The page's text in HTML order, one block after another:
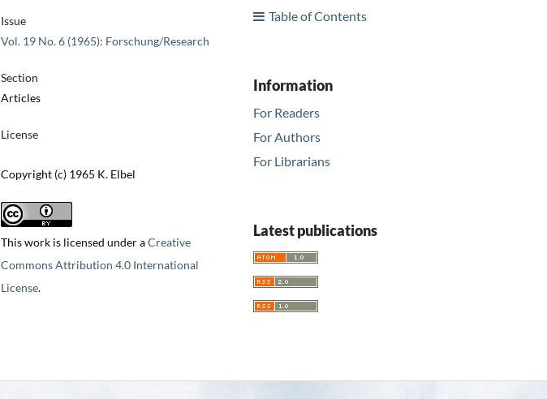
Issue
Vol. 19 No. 6 (1965): Forschung/Research
Section
Articles
License
Copyright (c) 1965 K. Elbel
This work is licensed under aCreative
Commons Attribution 4.0 International
License.
Table of Contents
Information
For Readers
For Authors
For Librarians
Latest publications